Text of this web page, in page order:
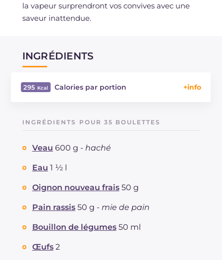
la vapeur surprendront vos convives avec une
saveur inattendue.
INGRÉDIENTS
295 Calories par portion
Graisses
dont acides gras saturés
Cholestérol
Sodium
INGRÉDIENTS POUR 35 BOULETTES
Veau 600 g - haché
Eau 1 ½ l
Oignon nouveau frais 50 g
Pain rassis 50 g - mie de pain
Bouillon de légumes 50 ml
Œufs 2